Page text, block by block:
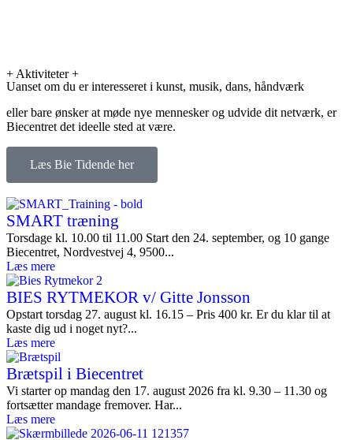
+ Aktiviteter +
Uanset om du er interesseret i kunst, musik, dans, håndværk
eller bare ønsker at møde nye mennesker og udvide dit netværk, er
Biecentret det ideelle sted at være.
Læs Bie Tidende her
SMART træning
Torsdage kl. 10.00 til 11.00 Start den 24. september, og 10 gange
Biecentret, Nordvestvej 4, 9500...
Læs mere
BIES RYTMEKOR v/ Gitte Jonsson
Opstart torsdag 27. august kl. 16.15 – Pris 400 kr. Er du klar til at
kaste dig ud i noget nyt?...
Læs mere
Brætspil i Biecentret
Vi starter op mandag den 17. august 2026 fra kl. 9.30 – 11.30 og
fortsætter mandage fremover. Har...
Læs mere